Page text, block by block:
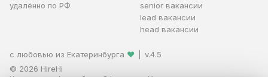
удалённо по РФ
senior вакансии
lead вакансии
head вакансии
с любовью из Екатеринбурга ❤
v.4.5
© 2026 HireHi